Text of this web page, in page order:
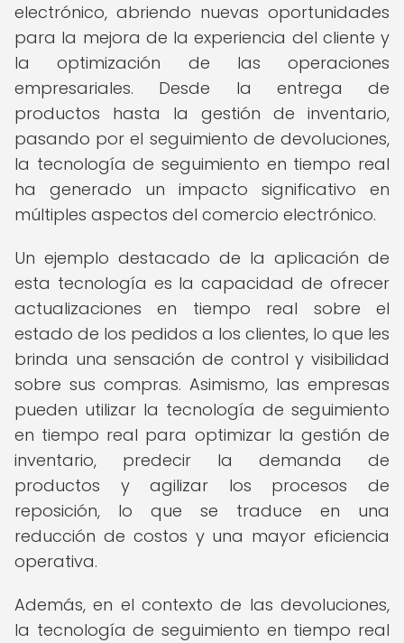
electrónico, abriendo nuevas oportunidades
para la mejora de la experiencia del cliente y
la optimización de las operaciones
empresariales. Desde la entrega de
productos hasta la gestión de inventario,
pasando por el seguimiento de devoluciones,
la tecnología de seguimiento en tiempo real
ha generado un impacto significativo en
múltiples aspectos del comercio electrónico.
Un ejemplo destacado de la aplicación de
esta tecnología es la capacidad de ofrecer
actualizaciones en tiempo real sobre el
estado de los pedidos a los clientes, lo que les
brinda una sensación de control y visibilidad
sobre sus compras. Asimismo, las empresas
pueden utilizar la tecnología de seguimiento
en tiempo real para optimizar la gestión de
inventario, predecir la demanda de
productos y agilizar los procesos de
reposición, lo que se traduce en una
reducción de costos y una mayor eficiencia
operativa.
Además, en el contexto de las devoluciones,
la tecnología de seguimiento en tiempo real